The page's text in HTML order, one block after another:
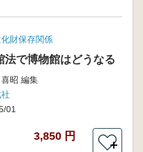
財保存関係
法で博物館はどうなる
昭 編集
01
3,850 円
＋